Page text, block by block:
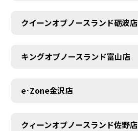
クイーンオブノースランド砺波店
キングオブノースランド富山店
e･Zone金沢店
クィーンオブノースランド佐野店